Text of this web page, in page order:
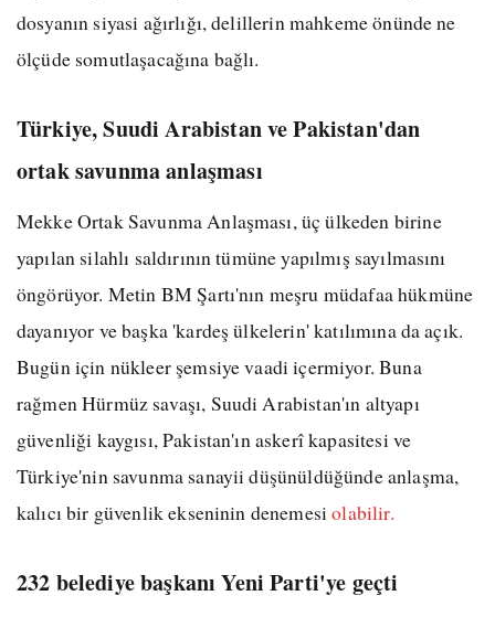
dosyanın siyasi ağırlığı, delillerin mahkeme önünde ne
ölçüde somutlaşacağına bağlı.
Türkiye, Suudi Arabistan ve Pakistan'dan
ortak savunma anlaşması
Mekke Ortak Savunma Anlaşması, üç ülkeden birine
yapılan silahlı saldırının tümüne yapılmış sayılmasını
öngörüyor. Metin BM Şartı'nın meşru müdafaa hükmüne
dayanıyor ve başka 'kardeş ülkelerin' katılımına da açık.
Bugün için nükleer şemsiye vaadi içermiyor. Buna
rağmen Hürmüz savaşı, Suudi Arabistan'ın altyapı
güvenliği kaygısı, Pakistan'ın askerî kapasitesi ve
Türkiye'nin savunma sanayii düşünüldüğünde anlaşma,
kalıcı bir güvenlik ekseninin denemesiolabilir.
232 belediye başkanı Yeni Parti'ye geçti